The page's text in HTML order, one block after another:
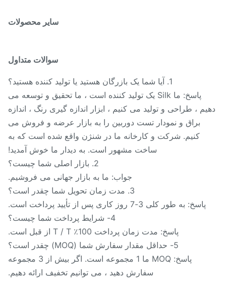
سایر محصولات
سوالات متداول
پاسخ: ما Silk یک تولید کننده است ، ما تحقیق و توسعه می
، طراحی و تولید می کنیم ، ابزار اندازه گیری رنگ ، اندازه
براق و نمودار تست دوربین را به بازار عرضه و فروش می
کنیم. شرکت و کارخانه ما در شنژن واقع شده است که به
ساخت مشهور است. به دیدار ما خوش آمدید!
جواب: ما به بازار جهانی می فروشیم.
پاسخ: به طور کلی 3-7 روز کاری پس از تأیید پرداخت است.
پاسخ: مدت زمان پرداخت 100٪ T / T از قبل است.
پاسخ: MOQ ما 1 مجموعه است. اگر بیش از 3 مجموعه
سفارش دهید ، می توانیم تخفیف ارائه دهیم.